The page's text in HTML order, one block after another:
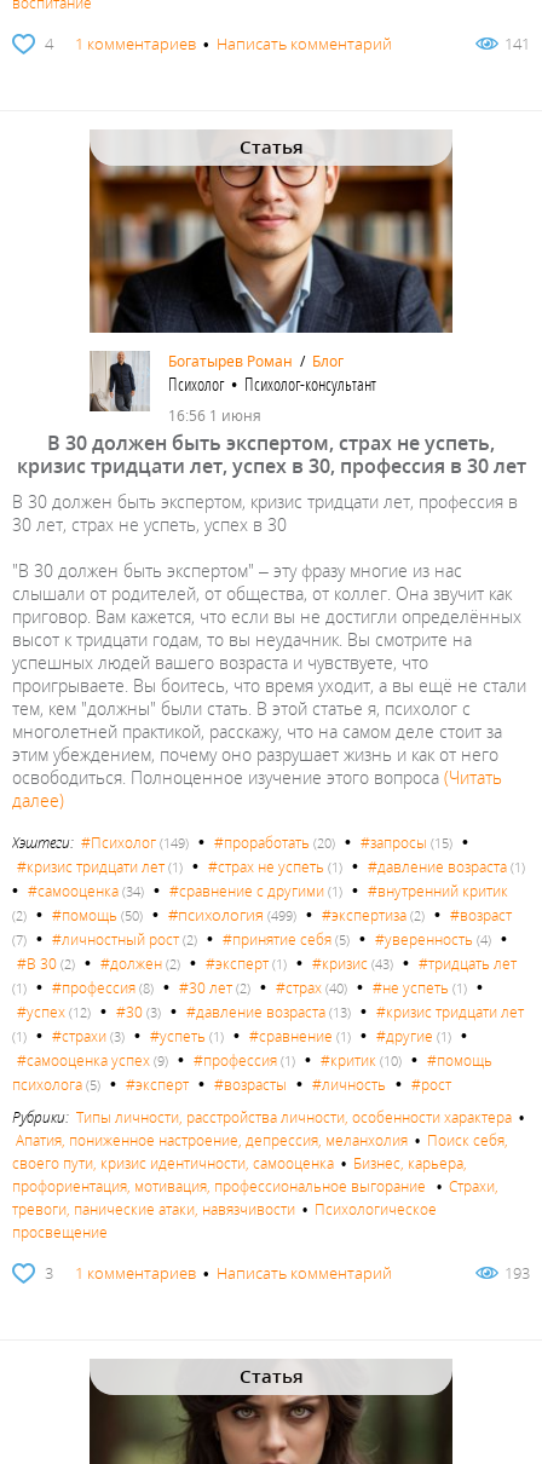
4 1 комментариев • Написать комментарий 141
Статья
Богатырев Роман / Блог
Психолог • Психолог-консультант
16:56 1 июня
В 30 должен быть экспертом, страх не успеть,
кризис тридцати лет, успех в 30, профессия в 30 лет
В 30 должен быть экспертом, кризис тридцати лет, профессия в
30 лет, страх не успеть, успех в 30
"В 30 должен быть экспертом" – эту фразу многие из нас
слышали от родителей, от общества, от коллег. Она звучит как
приговор. Вам кажется, что если вы не достигли определённых
высот к тридцати годам, то вы неудачник. Вы смотрите на
успешных людей вашего возраста и чувствуете, что
проигрываете. Вы боитесь, что время уходит, а вы ещё не стали
тем, кем "должны" были стать. В этой статье я, психолог с
многолетней практикой, расскажу, что на самом деле стоит за
этим убеждением, почему оно разрушает жизнь и как от него
освободиться. Полноценное изучение этого вопроса (Читать
далее)
Хэштеги: #Психолог (149) • #проработать (20) • #запросы (15) •
#кризис тридцати лет(1) • #страх не успеть (1) • #давление возраста (1)
• #самооценка (34) • #сравнение с другими (1) • #внутренний критик
(2) • #помощь (50) • #психология (499) • #экспертиза (2) • #возраст
(7) • #личностный рост(2) • #принятие себя (5) • #уверенность (4) •
#В 30 (2) • #должен (2) • #эксперт(1) • #кризис (43) • #тридцать лет
(1) • #профессия (8) • #30 лет(2) • #страх (40) • #не успеть (1) •
#успех (12) • #30 (3) • #давление возраста (13) • #кризис тридцати лет
(1) • #страхи (3) • #успеть (1) • #сравнение (1) • #другие (1) •
#самооценка успех (9) • #профессия (1) • #критик (10) • #помощь
психолога (5) • #эксперт• #возрасты • #личность • #рост
Рубрики: Типы личности, расстройства личности, особенности характера •
Апатия, пониженное настроение, депрессия, меланхолия • Поиск себя,
своего пути, кризис идентичности, самооценка • Бизнес, карьера,
профориентация, мотивация, профессиональное выгорание • Страхи,
тревоги, панические атаки, навязчивости • Психологическое
просвещение
3 1 комментариев • Написать комментарий 193
Статья